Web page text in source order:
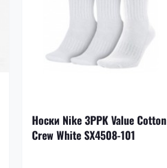
Носки Nike 3PPK Value Cotton
Crew White SX4508-101